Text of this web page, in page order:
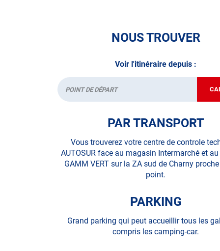
NOUS TROUVER
Voir l'itinéraire depuis :
Départ
PAR TRANSPORT
Vous trouverez votre centre de controle
AUTOSUR face au magasin Intermarché et
GAMM VERT sur la ZA sud de Charny
point.
PARKING
Grand parking qui peut accueillir tous les
compris les camping-car.